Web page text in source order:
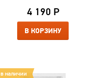
4 190 Р
В КОРЗИНУ
в наличии